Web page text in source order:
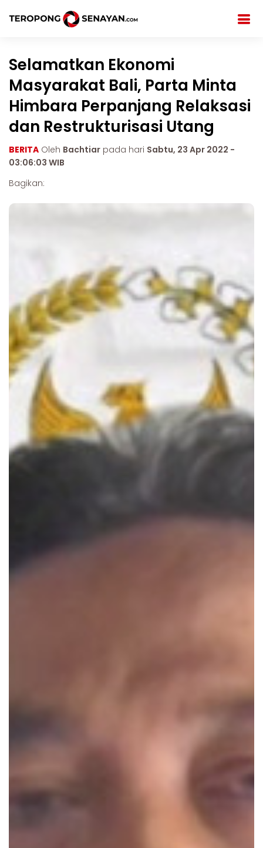
Selamatkan Ekonomi
Masyarakat Bali, Parta Minta
Himbara Perpanjang Relaksasi
dan Restrukturisasi Utang
BERITA Oleh Bachtiar pada hari Sabtu, 23 Apr 2022 -
03:06:03 WIB
Bagikan: